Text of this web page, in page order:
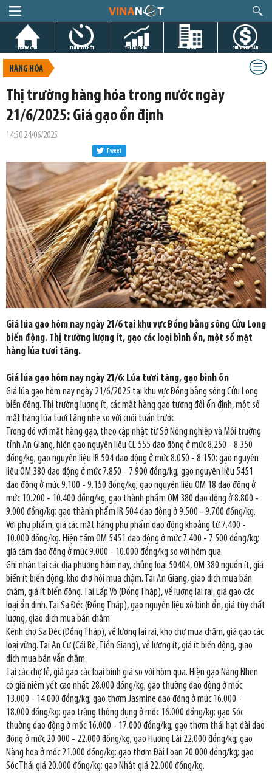
TRANG CHỦ TIN GIỜ CHÓT THỊ TRƯỜNG DỰ ÁN CHỨNG KHOÁN
HÀNG HÓA
Thị trường hàng hóa trong nước ngày
21/6/2025: Giá gạo ổn định
14:50 24/06/2025
Tweet
Giá lúa gạo hôm nay ngày 21/6 tại khu vực Đồng bằng sông Cửu Long
biến động. Thị trường lượng ít, gạo các loại bình ổn, một số mặt
hàng lúa tươi tăng.
Giá lúa gạo hôm nay ngày 21/6: Lúa tươi tăng, gạo bình ổn
Giá lúa gạo hôm nay ngày 21/6/2025 tại khu vực Đồng bằng sông Cửu Long
biến động. Thị trường lượng ít, các mặt hàng gạo tương đối ổn định, một số
mặt hàng lúa tươi tăng nhẹ so với cuối tuần trước.
Trong đó với mặt hàng gạo, theo cập nhật từ Sở Nông nghiệp và Môi trường
tỉnh An Giang, hiện gạo nguyên liệu CL 555 dao động ở mức 8.250 - 8.350
đồng/kg; gạo nguyên liệu IR 504 dao động ở mức 8.050 - 8.150; gạo nguyên
liệu OM 380 dao động ở mức 7.850 - 7.900 đồng/kg; gạo nguyên liệu 5451
dao động ở mức 9.100 - 9.150 đồng/kg; gạo nguyên liệu OM 18 dao động ở
mức 10.200 - 10.400 đồng/kg; gạo thành phẩm OM 380 dao động ở 8.800 -
9.000 đồng/kg; gạo thành phẩm IR 504 dao động ở 9.500 - 9.700 đồng/kg.
Với phụ phẩm, giá các mặt hàng phụ phẩm dao động khoảng từ 7.400 -
10.000 đồng/kg. Hiện tấm OM 5451 dao động ở mức 7.400 - 7.500 đồng/kg;
giá cám dao động ở mức 9.000 - 10.000 đồng/kg so với hôm qua.
Ghi nhận tại các địa phương hôm nay, chủng loại 50404, OM 380 nguồn ít, giá
biến ít biến động, kho chợ hỏi mua chậm. Tại An Giang, giao dịch mua bán
chậm, giá ít biến động. Tại Lấp Vò (Đồng Tháp), về lượng lai rai, giá gạo các
loại ổn định. Tại Sa Đéc (Đồng Tháp), gạo nguyên liệu xô bình ổn, giá tùy chất
lượng, giao dịch mua bán chậm.
Kênh chợ Sa Đéc (Đồng Tháp), về lượng lai rai, kho chợ mua chậm, giá gạo các
loại vững. Tại An Cư (Cái Bè, Tiền Giang), về lượng ít, giá ít biến động, giao
dịch mua bán vẫn chậm.
Tại các chợ lẻ, giá gạo các loại bình giá so với hôm qua. Hiện gạo Nàng Nhen
có giá niêm yết cao nhất 28.000 đồng/kg; gạo thường dao động ở mốc
13.000 - 14.000 đồng/kg; gạo thơm Jasmine dao động ở mức 16.000 -
18.000 đồng/kg; gạo trắng thông dụng ở mốc 16.000 đồng/kg; gạo Sóc
thường dao động ở mốc 16.000 - 17.000 đồng/kg; gạo thơm thái hạt dài dao
động ở mức 20.000 - 22.000 đồng/kg; gạo Hương Lài 22.000 đồng/kg; gạo
Nàng hoa ở mốc 21.000 đồng/kg; gạo thơm Đài Loan 20.000 đồng/kg; gạo
Sóc Thái giá 20.000 đồng/kg; gạo Nhật giá 22.000 đồng/kg.